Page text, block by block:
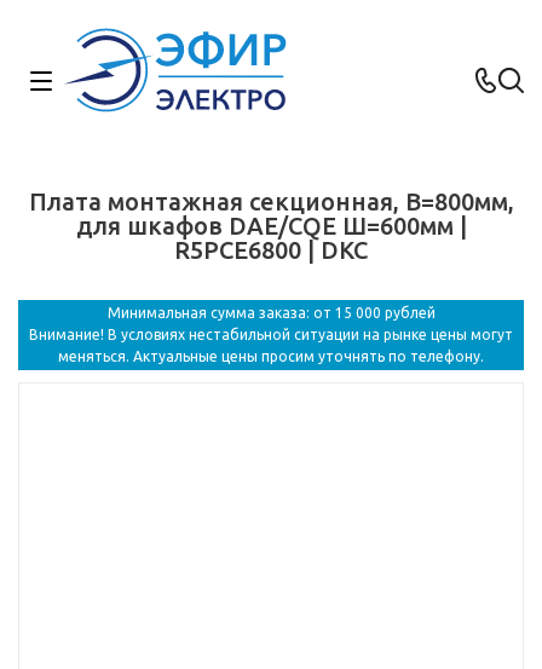
Плата монтажная секционная, В=800мм,
для шкафов DAE/CQE Ш=600мм |
R5PCE6800 | DKC
Минимальная сумма заказа: от 15 000 рублей
Внимание! В условиях нестабильной ситуации на рынке цены могут
меняться. Актуальные цены просим уточнять по телефону.